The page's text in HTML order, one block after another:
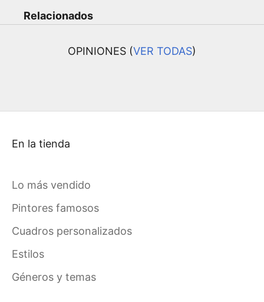
Relacionados
OPINIONES (VER TODAS)
En la tienda
Lo más vendido
Pintores famosos
Cuadros personalizados
Estilos
Géneros y temas